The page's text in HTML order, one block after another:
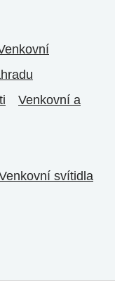
Venkovní a
svítidla